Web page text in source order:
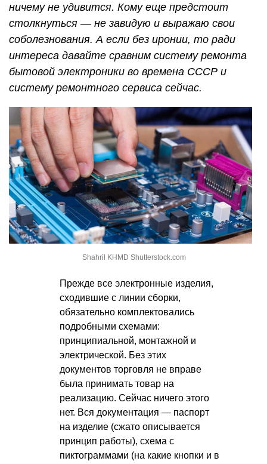
ничему не удивится. Кому еще предстоит
столкнуться — не завидую и выражаю свои
соболезнования. А если без иронии, то ради
интереса давайте сравним систему ремонта
бытовой электроники во времена СССР и
систему ремонтного сервиса сейчас.
Shahril KHMD Shutterstock.com
Прежде все электронные изделия,
сходившие с линии сборки,
обязательно комплектовались
подробными схемами:
принципиальной, монтажной и
электрической. Без этих
документов торговля не вправе
была принимать товар на
реализацию. Сейчас ничего этого
нет. Вся документация — паспорт
на изделие (сжато описывается
принцип работы), схема с
пиктограммами (на какие кнопки и в